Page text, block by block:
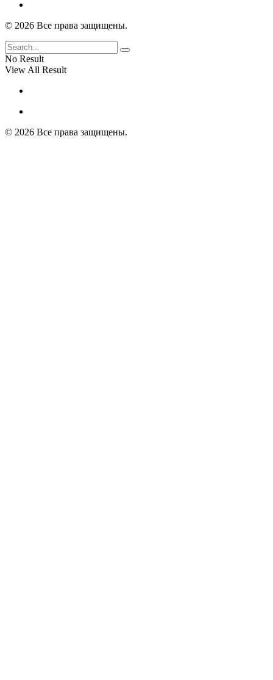
© 2026 Все права защищены.
No Result
View All Result
© 2026 Все права защищены.